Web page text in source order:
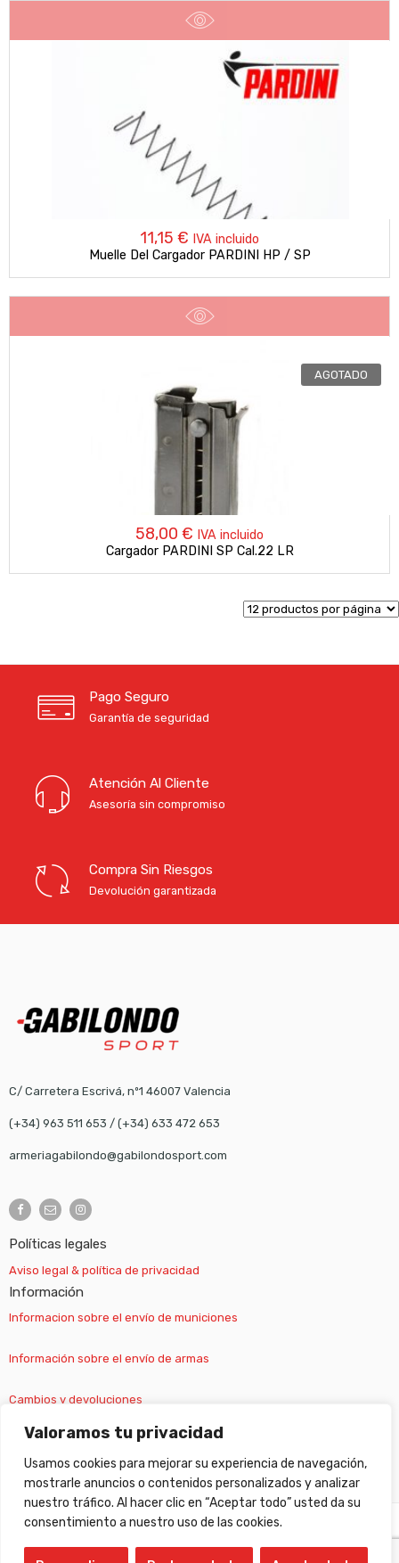
Valoramos tu privacidad
Usamos cookies para mejorar su experiencia de navegación,
mostrarle anuncios o contenidos personalizados y analizar
nuestro tráfico. Al hacer clic en “Aceptar todo” usted da su
consentimiento a nuestro uso de las cookies.
11,15 € IVA incluido
Muelle Del Cargador PARDINI HP / SP
AGOTADO
58,00 € IVA incluido
Cargador PARDINI SP Cal.22 LR
Pago Seguro
Garantía de seguridad
Atención Al Cliente
Asesoría sin compromiso
Compra Sin Riesgos
Devolución garantizada
C/ Carretera Escrivá, nº1 46007 Valencia
(+34) 963 511 653 / (+34) 633 472 653
armeriagabilondo@gabilondosport.com
Políticas legales
Aviso legal & política de privacidad
Información
Informacion sobre el envío de municiones
Información sobre el envío de armas
Cambios y devoluciones